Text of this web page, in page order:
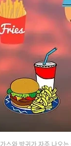
가스와 방귀가 자주 나오